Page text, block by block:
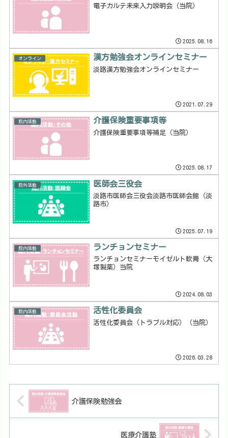
電子カルテ未来入力説明会（当院）
2025.08.16
オンライン 漢方勉強会オンラインセミナー
淡路漢方勉強会オンラインセミナー
2021.07.29
院内活動 介護保険重要事項等
介護保険重要事項等補足（当院）
2025.08.17
院外活動 医師会三役会
淡路市医師会三役会淡路市医師会館（淡
路市）
2025.07.19
院内活動 ランチョンセミナー
ランチョンセミナーモイゼルト軟膏（大
塚製薬）当院
2024.08.03
院内活動 活性化委員会
活性化委員会（トラブル対応）（当院）
2026.03.28
介護保険勉強会
医療介護塾